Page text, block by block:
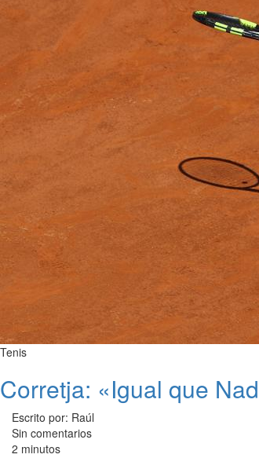
Tenis
Corretja: «Igual que
Escrito por: Raúl
Sin comentarios
2 minutos